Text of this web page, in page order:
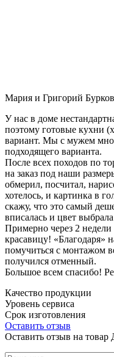
Мария и Григорий
У нас в доме
поэтому готовые кухни
вариант. Мы с мужем
подходящего варианта.
После всех походов по
на заказ под наши
обмерил, посчитал,
хотелось, и картинка в
скажу, что это самый
вписалась и цвет
Примерно через 2
красавицу!
помучиться с монтажом
получился отменный.
Большое всем спасибо!
Качество продукции
Уровень сервиса
Срок изготовления
Оставить отзыв
Оставить отзыв на товар